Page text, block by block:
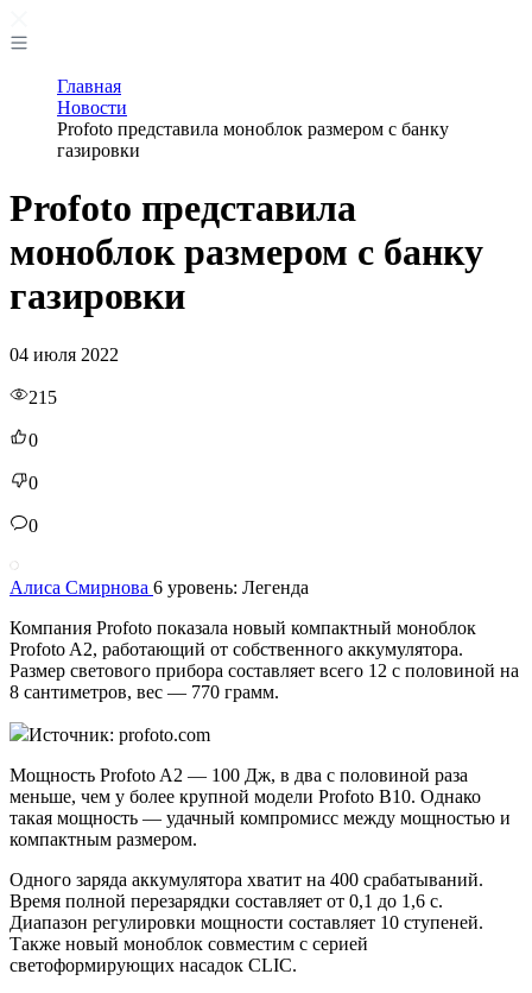
Главная
Новости
Profoto представила моноблок размером с банку
газировки
Profoto представила
моноблок размером с банку
газировки
04 июля 2022
215
0
0
0
Алиса Смирнова 6 уровень: Легенда
Компания Profoto показала новый компактный моноблок
Profoto A2, работающий от собственного аккумулятора.
Размер светового прибора составляет всего 12 с половиной на
8 сантиметров, вес — 770 грамм.
Источник: profoto.com
Мощность Profoto A2 — 100 Дж, в два с половиной раза
меньше, чем у более крупной модели Profoto B10. Однако
такая мощность — удачный компромисс между мощностью и
компактным размером.
Одного заряда аккумулятора хватит на 400 срабатываний.
Время полной перезарядки составляет от 0,1 до 1,6 с.
Диапазон регулировки мощности составляет 10 ступеней.
Также новый моноблок совместим с серией
светоформирующих насадок CLIC.